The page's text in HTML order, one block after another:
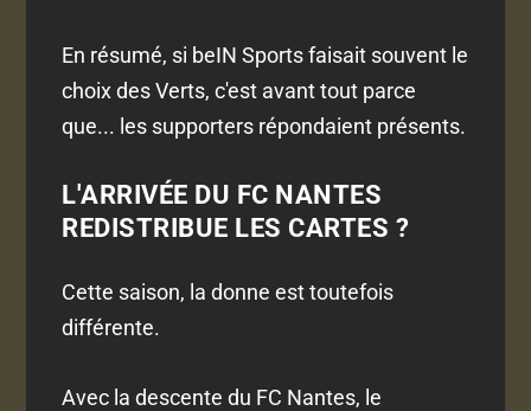
En résumé, si beIN Sports faisait souvent le
choix des Verts, c'est avant tout parce
que... les supporters répondaient présents.
L'ARRIVÉE DU FC NANTES
REDISTRIBUE LES CARTES ?
Cette saison, la donne est toutefois
différente.
Avec la descente du FC Nantes, le